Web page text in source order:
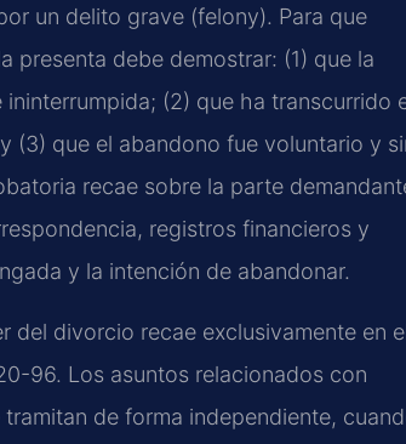
un delito grave (felony). Para que
presenta debe demostrar: (1) que la
(2) que ha transcurrido
(3) que el abandono fue voluntario y
recae sobre la parte
registros financieros y
y la intención de abandonar.
del divorcio recae exclusivamente en
96. Los asuntos relacionados con
de forma independiente,